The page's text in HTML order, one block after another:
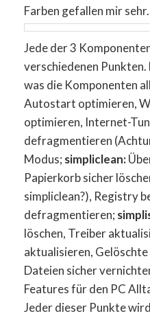
Farben gefallen mir sehr.
Jede der 3
verschiedenen Punkten.
was die Komponenten
Autostart optimieren,
optimieren, Internet-
defragmentieren
Modus; simpliclean:
Papierkorb sicher
simpliclean?), Registry
defragmentieren;
löschen, Treiber
aktualisieren,
Dateien sicher
Features für den PC
Jeder dieser Punkte